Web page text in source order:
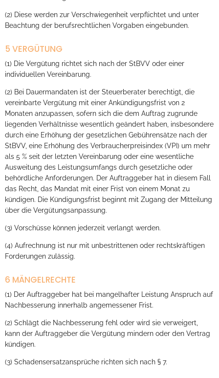
(2) Diese werden zur Verschwiegenheit verpflichtet und unter
Beachtung der berufsrechtlichen Vorgaben eingebunden.
5 VERGÜTUNG
(1) Die Vergütung richtet sich nach der StBVV oder einer
individuellen Vereinbarung.
(2) Bei Dauermandaten ist der Steuerberater berechtigt, die
vereinbarte Vergütung mit einer Ankündigungsfrist von 2
Monaten anzupassen, sofern sich die dem Auftrag zugrunde
liegenden Verhältnisse wesentlich geändert haben, insbesondere
durch eine Erhöhung der gesetzlichen Gebührensätze nach der
StBVV, eine Erhöhung des Verbraucherpreisindex (VPI) um mehr
als 5 % seit der letzten Vereinbarung oder eine wesentliche
Ausweitung des Leistungsumfangs durch gesetzliche oder
behördliche Anforderungen. Der Auftraggeber hat in diesem Fall
das Recht, das Mandat mit einer Frist von einem Monat zu
kündigen. Die Kündigungsfrist beginnt mit Zugang der Mitteilung
über die Vergütungsanpassung.
(3) Vorschüsse können jederzeit verlangt werden.
(4) Aufrechnung ist nur mit unbestrittenen oder rechtskräftigen
Forderungen zulässig.
6 MÄNGELRECHTE
(1) Der Auftraggeber hat bei mangelhafter Leistung Anspruch auf
Nachbesserung innerhalb angemessener Frist.
(2) Schlägt die Nachbesserung fehl oder wird sie verweigert,
kann der Auftraggeber die Vergütung mindern oder den Vertrag
kündigen.
(3) Schadensersatzansprüche richten sich nach § 7.